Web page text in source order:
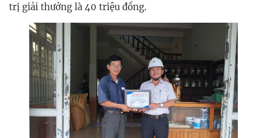
trị giải thưởng là 40 triệu đồng.